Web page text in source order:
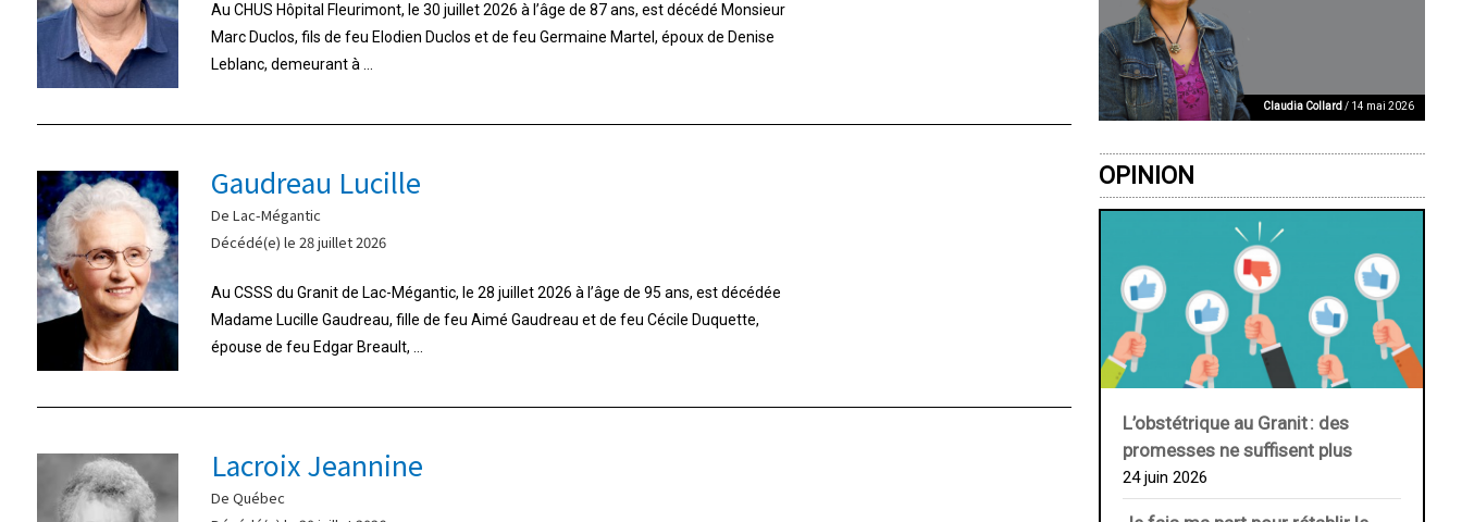
Au CHUS Hôpital Fleurimont, le 30 juillet 2026 à l’âge de 87 ans, est décédé Monsieur
Marc Duclos, fils de feu Elodien Duclos et de feu Germaine Martel, époux de Denise
Leblanc, demeurant à ...
Gaudreau Lucille
De Lac-Mégantic
Décédé(e) le 28 juillet 2026
Au CSSS du Granit de Lac-Mégantic, le 28 juillet 2026 à l’âge de 95 ans, est décédée
Madame Lucille Gaudreau, fille de feu Aimé Gaudreau et de feu Cécile Duquette,
épouse de feu Edgar Breault, ...
Lacroix Jeannine
De Québec
Claudia Collard/ 14 mai 2026
OPINION
L’obstétrique au ­Granit : des
promesses ne suffisent plus
24 juin 2026